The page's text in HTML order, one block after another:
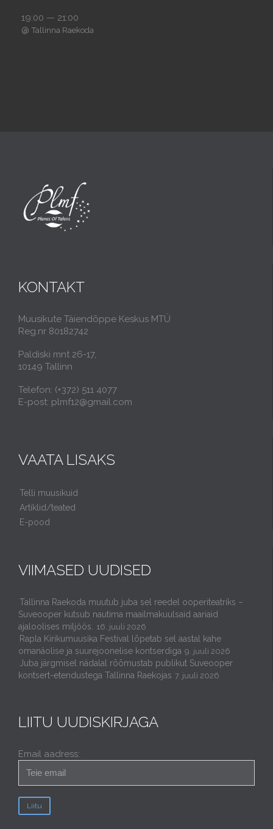
19:00 — 21:00
@ Tallinna Raekoda
KONTAKT
Muusikute Täiendõppe Keskus MTÜ
Reg.nr 80182742
Paldiski mnt 26-17,
10149 Tallinn
Telefon: (+372) 511 4077
E-post: plmf12@gmail.com
VAATA LISAKS
Telli muusikuid
Artiklid/teated
E-pood
VIIMASED UUDISED
Tallinna Raekoda muutub juba sel reedel ooperiteatriks –
Suveooper kutsub nautima maailmakuulsaid aariaid
ajaloolises miljöös.
16. juuli 2026
Rapla Kirikumuusika Festival lõpetab sel aastal kahe
omanäolise ja suurejoonelise kontserdiga 9. juuli 2026
Juba järgmisel nädalal rõõmustab publikut Suveooper
kontsert-etendustega Tallinna Raekojas 7. juuli 2026
LIITU UUDISKIRJAGA
Email aadress: